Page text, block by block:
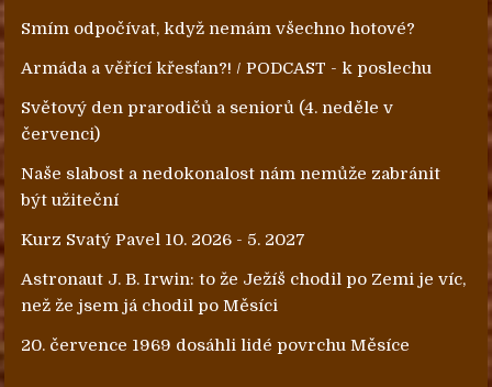
Smím odpočívat, když nemám všechno hotové?
Armáda a věřící křesťan?! / PODCAST - k poslechu
Světový den prarodičů a seniorů (4. neděle v
červenci)
Naše slabost a nedokonalost nám nemůže zabránit
být užiteční
Kurz Svatý Pavel 10. 2026 - 5. 2027
Astronaut J. B. Irwin: to že Ježíš chodil po Zemi je víc,
než že jsem já chodil po Měsíci
20. července 1969 dosáhli lidé povrchu Měsíce